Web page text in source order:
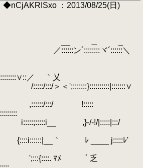
：2013/08/25(日)
＿ _
ヾ´::::::＼
／ ｀乂
';:::::::}::::::::::|:::::::∨
!:::::
,}-/-!/|:::::|:::/
｀ ﾚ ____ j:::::ﾚ'
ﾏﾒ ´ 乏